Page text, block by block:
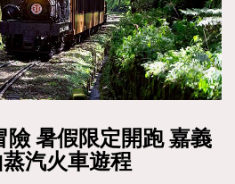
險 暑假限定開跑 嘉義
蒸汽火車遊程